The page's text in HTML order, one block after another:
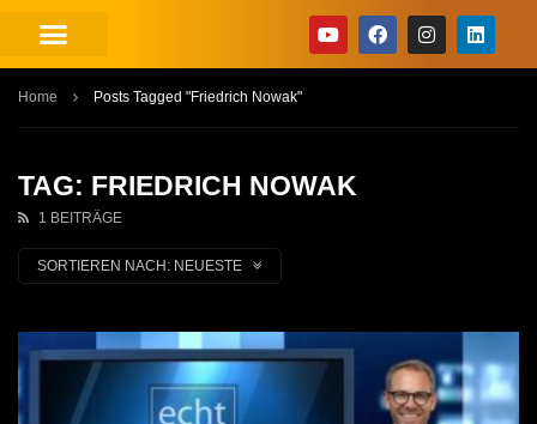
Home Posts Tagged "Friedrich Nowak"
TAG: FRIEDRICH NOWAK
1 BEITRÄGE
SORTIEREN NACH: NEUESTE